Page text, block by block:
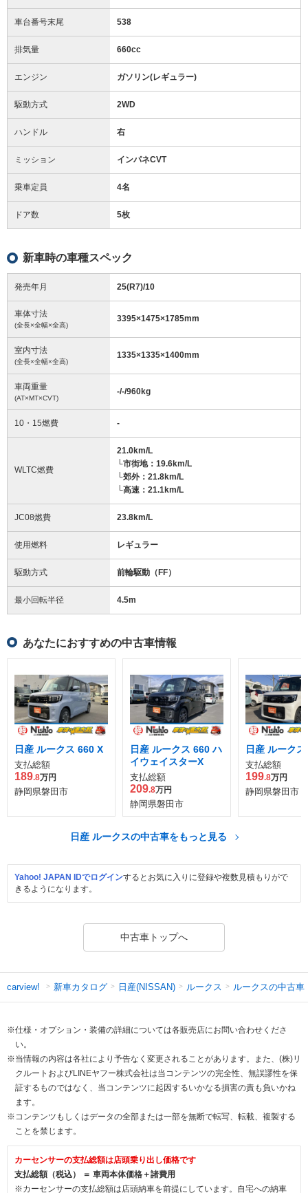
車台番号末尾 538
排気量 660cc
エンジン ガソリン(レギュラー)
駆動方式 2WD
ハンドル 右
ミッション インパネCVT
乗車定員 4名
ドア数 5枚
新車時の車種スペック
発売年月 25(R7)/10
車体寸法
(全長×全幅×全高)
3395×1475×1785mm
室内寸法
(全長×全幅×全高)
1335×1335×1400mm
車両重量
(AT×MT×CVT)
-/-/960kg
10・15燃費 -
WLTC燃費
21.0km/L
└市街地：19.6km/L
└郊外：21.8km/L
└高速：21.1km/L
JC08燃費 23.8km/L
使用燃料 レギュラー
駆動方式 前輪駆動（FF）
最小回転半径 4.5m
あなたにおすすめの中古車情報
日産 ルークス 660 X
支払総額
189.8万円
静岡県磐田市
日産 ルークス 660 ハ
イウェイスターX
支払総額
209.8万円
静岡県磐田市
日産 ルーク
支払総額
199.8万円
静岡県磐田市
日産 ルークスの中古車をもっと見る
Yahoo! JAPAN IDでログインするとお気に入りに登録や複数見積もりがで
きるようになります。
中古車トップへ
carview! 新車カタログ 日産(NISSAN) ルークス ルークスの中古車
※仕様・オプション・装備の詳細については各販売店にお問い合わせくださ
い。
※当情報の内容は各社により予告なく変更されることがあります。また、(株)リ
クルートおよびLINEヤフー株式会社は当コンテンツの完全性、無誤謬性を保
証するものではなく、当コンテンツに起因するいかなる損害の責も負いかね
ます。
※コンテンツもしくはデータの全部または一部を無断で転写、転載、複製する
ことを禁じます。
カーセンサーの支払総額は店頭乗り出し価格です
支払総額（税込） ＝ 車両本体価格＋諸費用
※カーセンサーの支払総額は店頭納車を前提にしています。自宅への納車